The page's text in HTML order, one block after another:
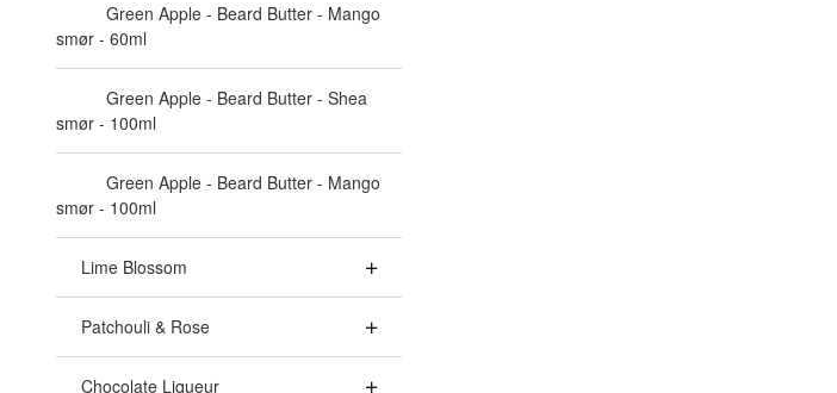
Green Apple - Beard Butter - Mango
smør - 60ml
Green Apple - Beard Butter - Shea
smør - 100ml
Green Apple - Beard Butter - Mango
smør - 100ml
Lime Blossom
Patchouli & Rose
Chocolate Liqueur